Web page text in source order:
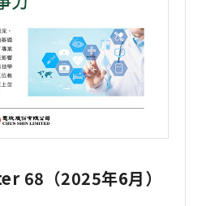
68（2025年6月）